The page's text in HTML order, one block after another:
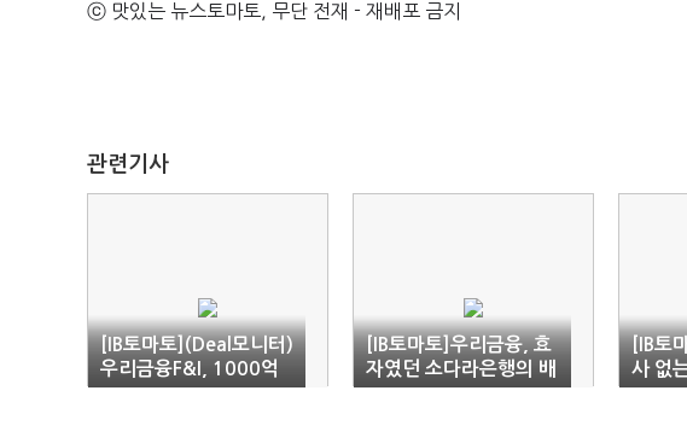
ⓒ 맛있는 뉴스토마토, 무단 전재 - 재배포 금지
관련기사
[IB토마토](Deal모니터)
우리금융F&I, 1000억
회사채…NPL 투자 '시
[IB토마토]우리금융, 효
자였던 소다라은행의 배
신…대손비용 1380억
[IB토
사 없
계…캐